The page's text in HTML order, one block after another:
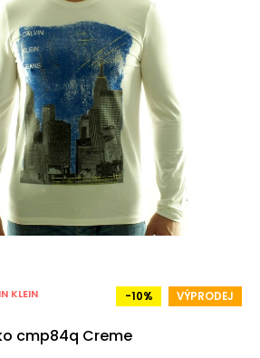
KLEIN -10% VÝPRODEJ
cmp84q Creme